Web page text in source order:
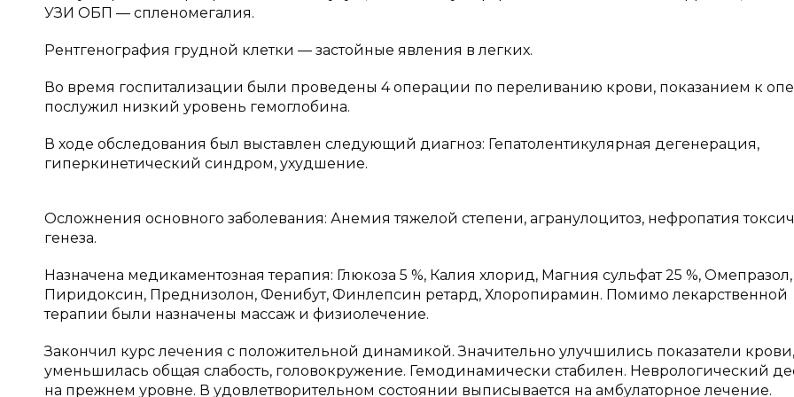
УЗИ ОБП — спленомегалия.
Рентгенография грудной клетки — застойные явления в легких.
Во время госпитализации были проведены 4 операции по переливанию крови, показанием к
послужил низкий уровень гемоглобина.
В ходе обследования был выставлен следующий диагноз: Гепатолентикулярная дегенерация,
гиперкинетический синдром, ухудшение.
Осложнения основного заболевания: Анемия тяжелой степени, агранулоцитоз, нефропатия
генеза.
Назначена медикаментозная терапия: Глюкоза 5 %, Калия хлорид, Магния сульфат 25 %, Омепразол,
Пиридоксин, Преднизолон, Фенибут, Финлепсин ретард, Хлоропирамин. Помимо лекарственной
терапии были назначены массаж и физиолечение.
Закончил курс лечения с положительной динамикой. Значительно улучшились показатели крови,
уменьшилась общая слабость, головокружение. Гемодинамически стабилен. Неврологический
на прежнем уровне. В удовлетворительном состоянии выписывается на амбулаторное лечение.